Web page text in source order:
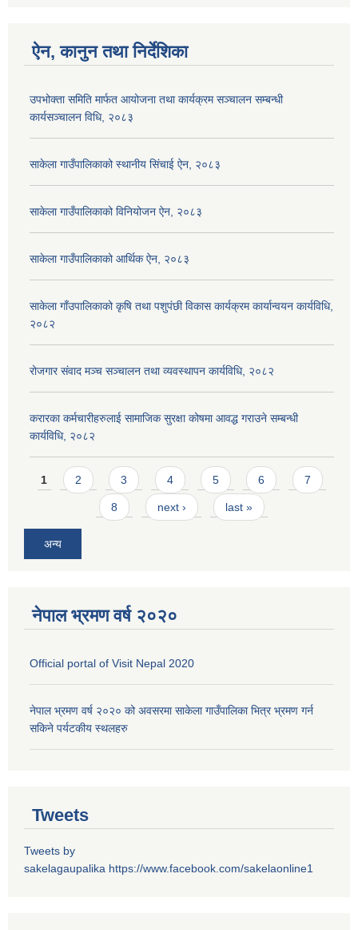
ऐन, कानुन तथा निर्देशिका
उपभोक्ता समिति मार्फत आयोजना तथा कार्यक्रम सञ्चालन सम्बन्धी
कार्यसञ्चालन विधि, २०८३
साकेला गाउँपालिकाको स्थानीय सिंचाई ऐन, २०८३
साकेला गाउँपालिकाको विनियोजन ऐन, २०८३
साकेला गाउँपालिकाको आर्थिक ऐन, २०८३
साकेला गाँउपालिकाको कृषि तथा पशुपंछी विकास कार्यक्रम कार्यान्वयन कार्यविधि,
२०८२
रोजगार संवाद मञ्च सञ्चालन तथा व्यवस्थापन कार्यविधि, २०८२
करारका कर्मचारीहरुलाई सामाजिक सुरक्षा कोषमा आवद्ध गराउने सम्बन्धी
कार्यविधि, २०८२
Pages
1 2 3 4 5 6 7
8 next › last »
अन्य
नेपाल भ्रमण वर्ष २०२०
Official portal of Visit Nepal 2020
नेपाल भ्रमण वर्ष २०२० को अवसरमा साकेला गाउँपालिका भित्र भ्रमण गर्न
सकिने पर्यटकीय स्थलहरु
Tweets
Tweets by
sakelagaupalika https://www.facebook.com/sakelaonline1